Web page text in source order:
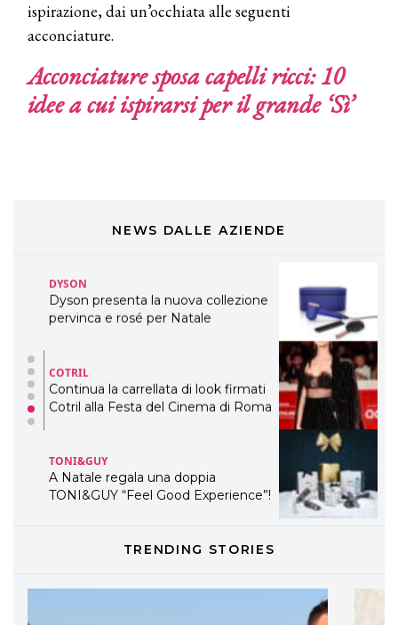
ispirazione, dai un’occhiata alle seguenti
acconciature.
Acconciature sposa capelli ricci: 10
idee a cui ispirarsi per il grande ‘Sì’
NEWS DALLE AZIENDE
TONI&GUY
LABEL.M lancia la sua innovativa ed
eco-sostenibile linea di prodotti
DAVINES
Davines presenta cofanetti beauty
WELLNESS CONGRESS 2022: I
DYSON
Dyson presenta la nuova collezione
pervinca e rosé per Natale
COTRIL
Continua la carrellata di look firmati
Cotril alla Festa del Cinema di Roma
TONI&GUY
A Natale regala una doppia
TONI&GUY “Feel Good Experience”!
LABEL.M lancia la sua innovativa ed
professionali
TRENDING STORIES